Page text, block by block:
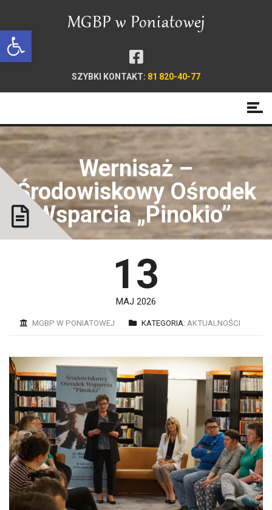
Open toolbar
SZYBKI KONTAKT: 81 820-40-77
Wernisaż –
Środowiskowy Ośrodek
Wsparcia „Pinokio”
13
MAJ 2026
MGBP W PONIATOWEJ KATEGORIA: AKTUALNOŚCI